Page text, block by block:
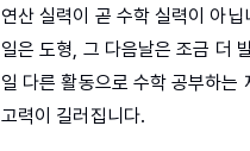
연산 실력이 곧 수학 실력이 아
일은 도형, 그 다음날은 조금 더
일 다른 활동으로 수학 공부하는
고력이 길러집니다.